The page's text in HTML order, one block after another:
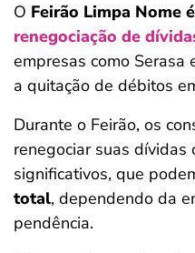
O Feirão Limpa Nome
renegociação de
empresas como Serasa
a quitação de débitos
Durante o Feirão, os
renegociar suas dívidas
significativos, que
total, dependendo da
pendência.